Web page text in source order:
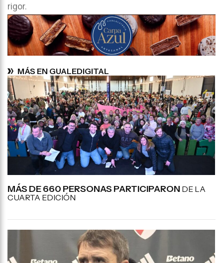
rigor.
MÁS EN GUALEDIGITAL
MÁS DE 660 PERSONAS PARTICIPARON DE LA
CUARTA EDICIÓN